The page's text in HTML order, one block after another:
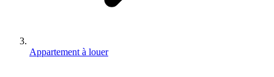
Appartement à louer